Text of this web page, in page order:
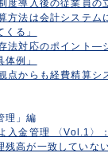
度導入後の従業員の
方法は会計システ
る」
法対応のポイント―
例」
点からも経費精算シ
理」編
入金管理 〈Vol.1〉
高が一致していない